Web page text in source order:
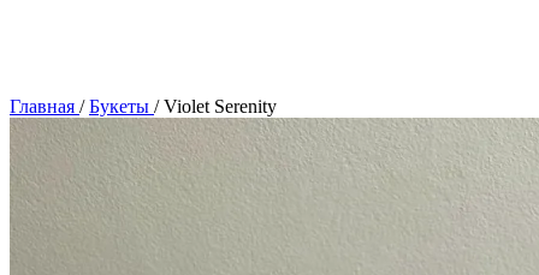
Главная / Букеты / Violet Serenity